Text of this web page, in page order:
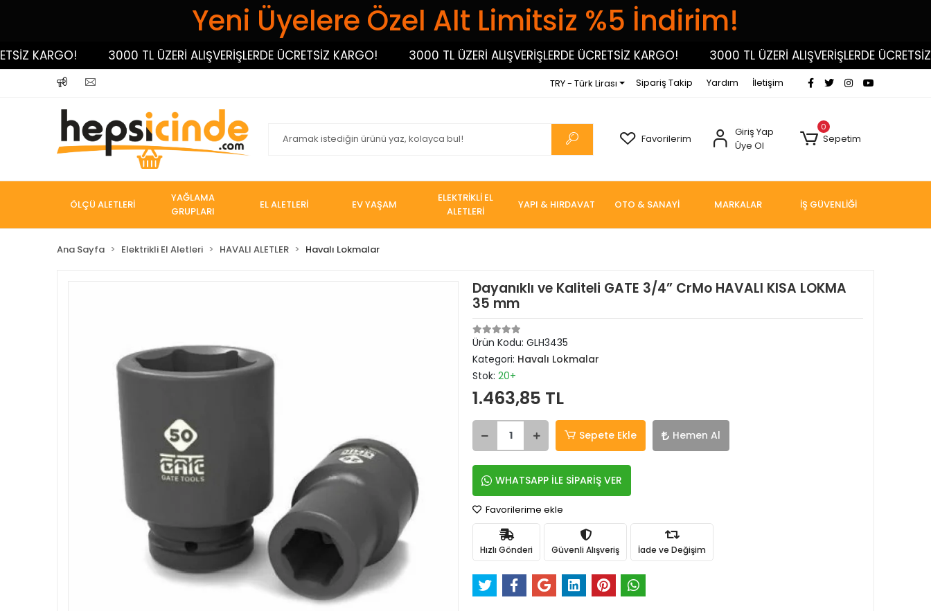
Yeni Üyelere Özel Alt Limitsiz %5 İndirim!
KARGO! 3000 TL ÜZERİ ALIŞVERİŞLERDE ÜCRETSİZ KARGO! 3000 TL ÜZERİ ALIŞVERİŞLERDE ÜCRETSİZ KARGO! 3000 TL ÜZERİ ALIŞVERİŞLERDE ÜCRETSİZ
TRY - Türk Lirası Sipariş Takip Yardım İletişim
Favorilerim
Giriş Yap
Üye Ol
0
Sepetim
ÖLÇÜ ALETLERİ
YAĞLAMA
GRUPLARI
EL ALETLERİ EV YAŞAM
ELEKTRİKLİ EL
ALETLERİ
YAPI & HIRDAVAT OTO & SANAYİ MARKALAR İŞ GÜVENLİĞİ
Ana Sayfa Elektrikli El Aletleri HAVALI ALETLER Havalı Lokmalar
Dayanıklı ve Kaliteli GATE 3/4” CrMo HAVALI KISA LOKMA
35 mm
Ürün Kodu: GLH3435
Kategori: Havalı Lokmalar
Stok: 20+
1.463,85 TL
Sepete Ekle Hemen Al
WHATSAPP İLE SİPARİŞ VER
Favorilerime ekle
Hızlı Gönderi Güvenli Alışveriş İade ve Değişim